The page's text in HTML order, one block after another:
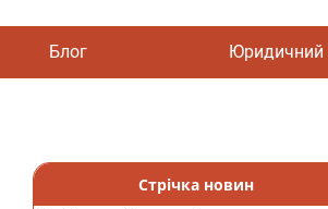
Блог Юридичний
Стрічка новин